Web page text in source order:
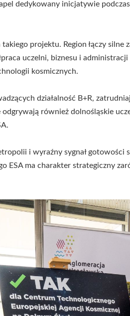
dedykowany inicjatywie
projektu. Region łączy
uczelni, biznesu i
kosmicznych.
działalność B+R,
również dolnośląskie
i wyraźny sygnał
ESA ma charakter strategiczny